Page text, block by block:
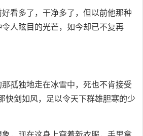
看多了，干净多了，但以前他那种
人眩目的光芒，如今却已不复再
孤独地走在冰雪中，死也不肯接受
快剑如风，足以令天下群雄胆寒的少